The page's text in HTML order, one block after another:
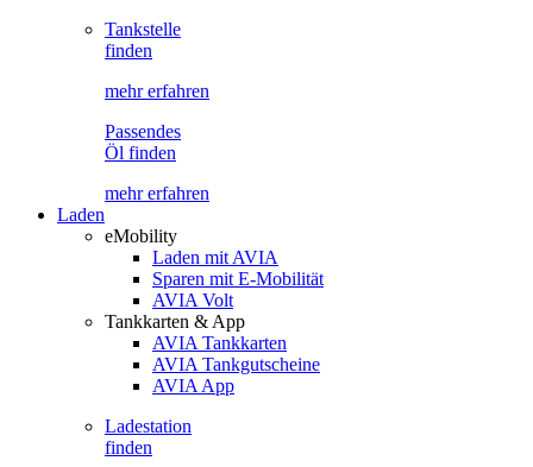
Tankstelle
finden
mehr erfahren
Passendes
Öl finden
mehr erfahren
Laden
eMobility
Laden mit AVIA
Sparen mit E-Mobilität
AVIA Volt
Tankkarten & App
AVIA Tankkarten
AVIA Tankgutscheine
AVIA App
Ladestation
finden